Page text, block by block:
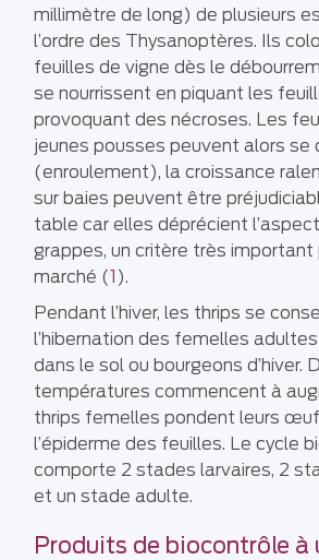
millimètre de long) de plusieurs
l’ordre des Thysanoptères. Ils
feuilles de vigne dès le
se nourrissent en piquant les
provoquant des nécroses. Les
jeunes pousses peuvent alors se
(enroulement), la croissance
sur baies peuvent être
table car elles déprécient
grappes, un critère très important
marché (1 ).
Pendant l’hiver, les thrips se
l’hibernation des femelles
dans le sol ou bourgeons d’hiver.
températures commencent à
thrips femelles pondent leurs
l’épiderme des feuilles. Le cycle
comporte 2 stades larvaires, 2
et un stade adulte.
Produits de biocontrôle à